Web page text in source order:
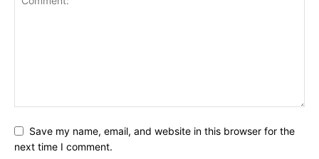
Save my name, email, and website in this browser for the
next time I comment.